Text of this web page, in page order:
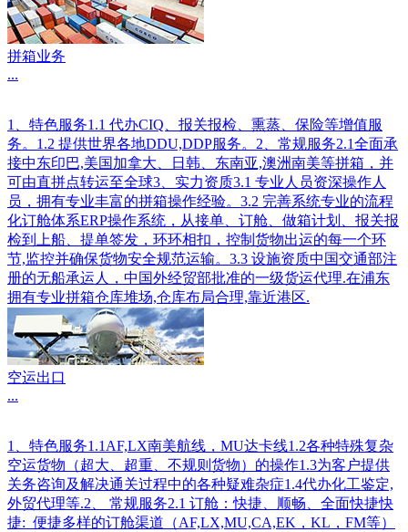
拼箱业务
...
1、特色服务1.1 代办CIQ、报关报检、熏蒸、保险等增值服
务。1.2 提供世界各地DDU,DDP服务。2、常规服务2.1全面承
接中东印巴,美国加拿大、日韩、东南亚,澳洲南美等拼箱，并
可由直拼点转运至全球3、实力资质3.1 专业人员资深操作人
员，拥有专业丰富的拼箱操作经验。3.2 完善系统专业的流程
化订舱体系ERP操作系统，从接单、订舱、做箱计划、报关报
检到上船、提单签发，环环相扣，控制货物出运的每一个环
节,监控并确保货物安全规范运输。3.3 设施资质中国交通部注
册的无船承运人，中国外经贸部批准的一级货运代理.在浦东
拥有专业拼箱仓库堆场,仓库布局合理,靠近港区.
空运出口
...
1、特色服务1.1AF,LX南美航线，MU达卡线1.2各种特殊复杂
空运货物（超大、超重、不规则货物）的操作1.3为客户提供
关务咨询及解决通关过程中的各种疑难杂症1.4代办化工鉴定,
外贸代理等.2、 常规服务2.1 订舱：快捷、顺畅、全面快捷快
捷: 便捷多样的订舱渠道（AF,LX,MU,CA,EK，KL，FM等）